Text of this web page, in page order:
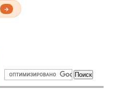
→